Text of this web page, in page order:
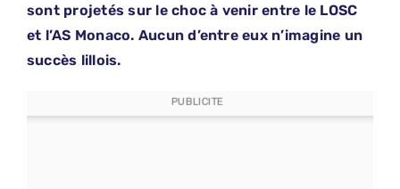
sont projetés sur le choc à venir entre le LOSC
et l’AS Monaco. Aucun d’entre eux n’imagine un
succès lillois.
PUBLICITE